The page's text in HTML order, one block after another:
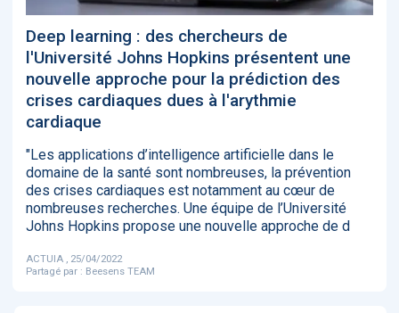
Deep learning : des chercheurs de
l'Université Johns Hopkins présentent une
nouvelle approche pour la prédiction des
crises cardiaques dues à l'arythmie
cardiaque
"Les applications d’intelligence artificielle dans le
domaine de la santé sont nombreuses, la prévention
des crises cardiaques est notamment au cœur de
nombreuses recherches. Une équipe de l’Université
Johns Hopkins propose une nouvelle approche de d
ACTUIA , 25/04/2022
Partagé par : Beesens TEAM
‹ 1 2 3 4 5 ›
ACTUALITÉS 2885
E-Santé : il est
temps de
procéder à une
grande
révolution en
Afrique !
FDA clears new
AI-powered
cardiac imaging
solution
Attention à
ChatGPT, ce
n’est qu’un
illusionniste du
sens - L'ADN